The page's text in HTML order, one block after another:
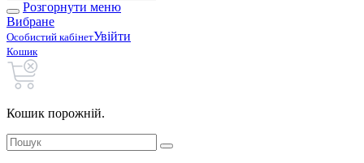
Розгорнути меню
Вибране
Особистий кабінетУвійти
Кошик
Кошик порожній.